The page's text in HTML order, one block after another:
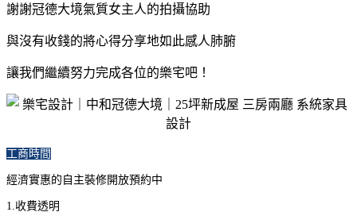
謝謝冠德大境氣質女主人的拍攝協助
與沒有收錢的將心得分享地如此感人肺腑
讓我們繼續努力完成各位的樂宅吧！
工商時間
經濟實惠的自主裝修開放預約中
1.收費透明